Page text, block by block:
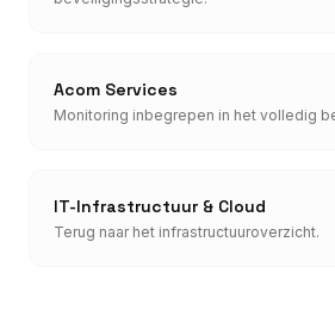
Acom Services
Monitoring inbegrepen in het volledig
IT-Infrastructuur & Cloud
Terug naar het infrastructuuroverzicht.